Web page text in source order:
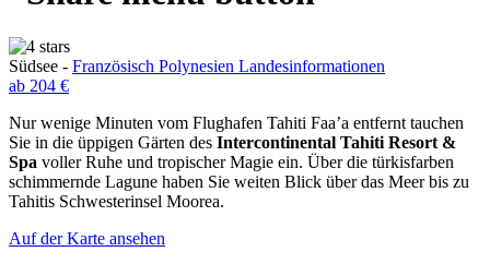
Südsee - Französisch Polynesien Landesinformationen
ab 204 €
Nur wenige Minuten vom Flughafen Tahiti Faa’a entfernt tauchen
Sie in die üppigen Gärten des Intercontinental Tahiti Resort &
Spa voller Ruhe und tropischer Magie ein. Über die türkisfarben
schimmernde Lagune haben Sie weiten Blick über das Meer bis zu
Tahitis Schwesterinsel Moorea.
Auf der Karte ansehen